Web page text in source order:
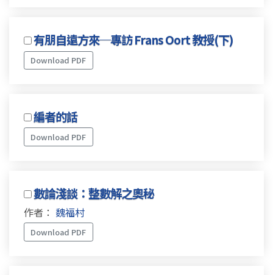
有朋自遠方來─專訪 Frans Oort 教授(下)
Download PDF
編者的話
Download PDF
數論淺談：整數解之奧秘
作者： 魏福村
Download PDF